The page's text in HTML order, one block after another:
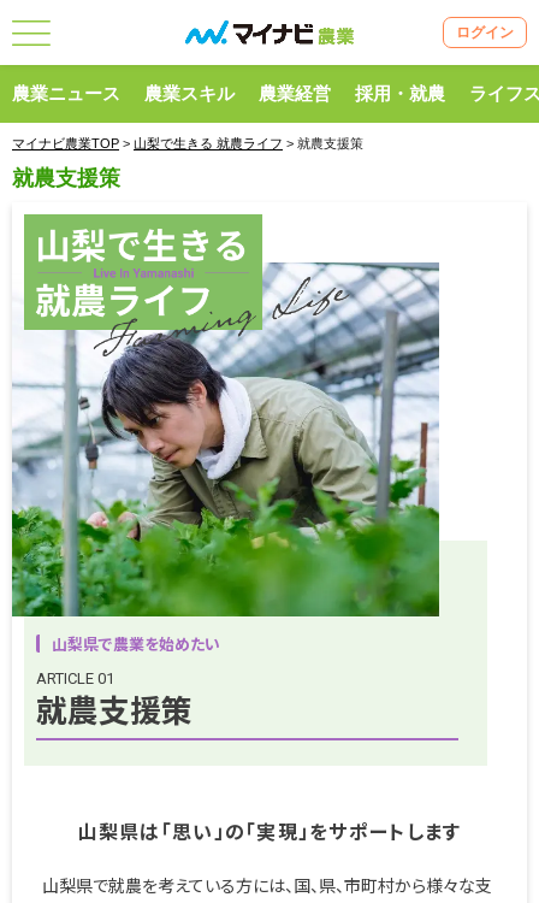
ログイン
農業ニュース 農業スキル 農業経営 採用・就農 ライフ
マイナビ農業TOP > 山梨で生きる 就農ライフ > 就農支援策
就農支援策
山梨県で農業を始めたい
ARTICLE 01
就農支援策
山梨県は「思い」の「実現」をサポートします
山梨県で就農を考えている方には、国、県、市町村から様々な支